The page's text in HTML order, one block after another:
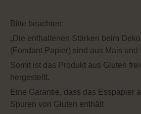
Bitte beachten:
„Die enthaltenen Stärken beim
(Fondant Papier) sind aus Mais und
Somit ist das Produkt aus Gluten
hergestellt.
Eine Garantie, dass das Esspapier
Spuren von Gluten enthält